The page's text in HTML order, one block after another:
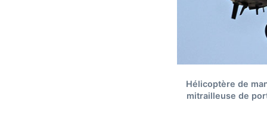
Hélicoptère de
mitrailleuse de